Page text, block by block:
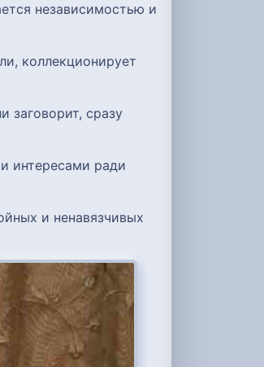
независимостью и
коллекционирует
заговорит, сразу
интересами ради
и ненавязчивых